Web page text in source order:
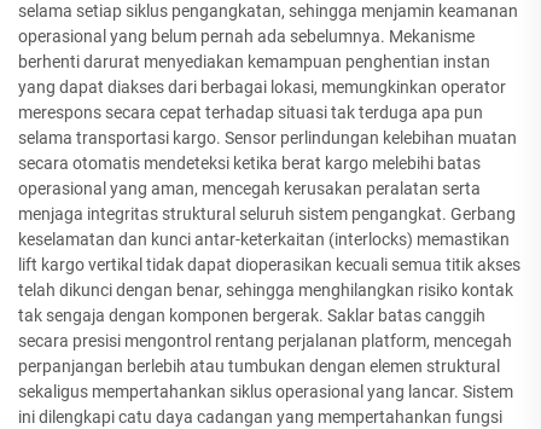
selama setiap siklus pengangkatan, sehingga menjamin keamanan
operasional yang belum pernah ada sebelumnya. Mekanisme
berhenti darurat menyediakan kemampuan penghentian instan
yang dapat diakses dari berbagai lokasi, memungkinkan operator
merespons secara cepat terhadap situasi tak terduga apa pun
selama transportasi kargo. Sensor perlindungan kelebihan muatan
secara otomatis mendeteksi ketika berat kargo melebihi batas
operasional yang aman, mencegah kerusakan peralatan serta
menjaga integritas struktural seluruh sistem pengangkat. Gerbang
keselamatan dan kunci antar-keterkaitan (interlocks) memastikan
lift kargo vertikal tidak dapat dioperasikan kecuali semua titik akses
telah dikunci dengan benar, sehingga menghilangkan risiko kontak
tak sengaja dengan komponen bergerak. Saklar batas canggih
secara presisi mengontrol rentang perjalanan platform, mencegah
perpanjangan berlebih atau tumbukan dengan elemen struktural
sekaligus mempertahankan siklus operasional yang lancar. Sistem
ini dilengkapi catu daya cadangan yang mempertahankan fungsi